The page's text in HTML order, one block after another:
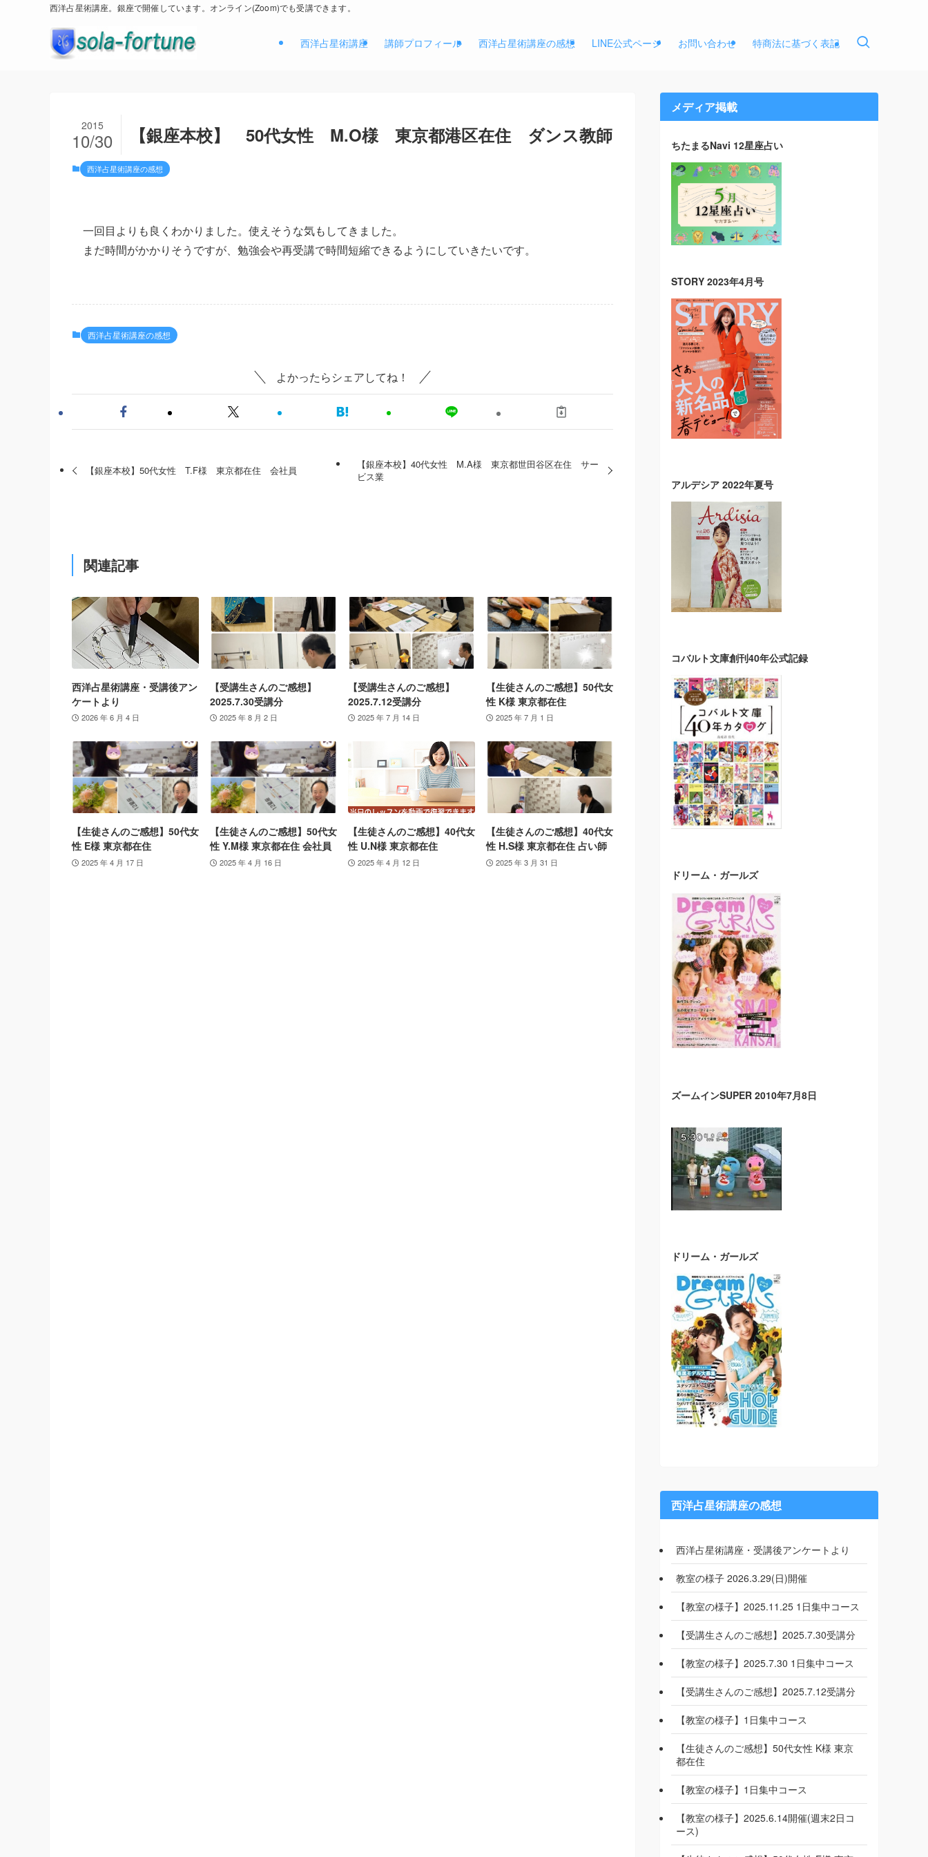
西洋占星術講座。銀座で開催しています。オンライン(Zoom)でも受講できます。
西洋占星術講座 講師プロフィール 西洋占星術講座の感想 LINE公式ページ お問い合わせ 特商法に基づく表記
【銀座本校】 50代女性 M.O様 東京都港区在住 ダンス教師
2015
10/30
西洋占星術講座の感想
一回目よりも良くわかりました。使えそうな気もしてきました。
まだ時間がかかりそうですが、勉強会や再受講で時間短縮できるようにしていきたいです。
西洋占星術講座の感想
よかったらシェアしてね！
【銀座本校】50代女性 T.F様 東京都在住 会社員
【銀座本校】40代女性 M.A様 東京都世田谷区在住 サー
ビス業
関連記事
西洋占星術講座・受講後アン
ケートより
2026 年 6 月 4 日
【受講生さんのご感想】
2025.7.30受講分
2025 年 8 月 2 日
【受講生さんのご感想】
2025.7.12受講分
2025 年 7 月 14 日
【生徒さんのご感想】50代女
性 K様 東京都在住
2025 年 7 月 1 日
【生徒さんのご感想】50代女
性 E様 東京都在住
2025 年 4 月 17 日
【生徒さんのご感想】50代女
性 Y.M様 東京都在住 会社員
2025 年 4 月 16 日
【生徒さんのご感想】40代女
性 U.N様 東京都在住
2025 年 4 月 12 日
【生徒さんのご感想】40代女
性 H.S様 東京都在住 占い師
2025 年 3 月 31 日
メディア掲載
ちたまるNavi 12星座占い
STORY 2023年4月号
アルデシア 2022年夏号
コバルト文庫創刊40年公式記録
ドリーム・ガールズ
ズームインSUPER 2010年7月8日
ドリーム・ガールズ
西洋占星術講座の感想
西洋占星術講座・受講後アンケートより
教室の様子 2026.3.29(日)開催
【教室の様子】2025.11.25 1日集中コース
【受講生さんのご感想】2025.7.30受講分
【教室の様子】2025.7.30 1日集中コース
【受講生さんのご感想】2025.7.12受講分
【教室の様子】1日集中コース
【生徒さんのご感想】50代女性 K様 東京
都在住
【教室の様子】1日集中コース
【教室の様子】2025.6.14開催(週末2日コ
ース)